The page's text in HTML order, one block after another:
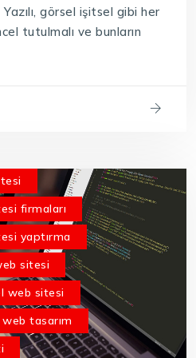
görsel işitsel gibi her
tutulmalı ve bunların
firmaları
yaptırma
sitesi
web sitesi
tasarım